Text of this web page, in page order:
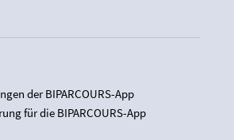
der BIPARCOURS-App
für die BIPARCOURS-App